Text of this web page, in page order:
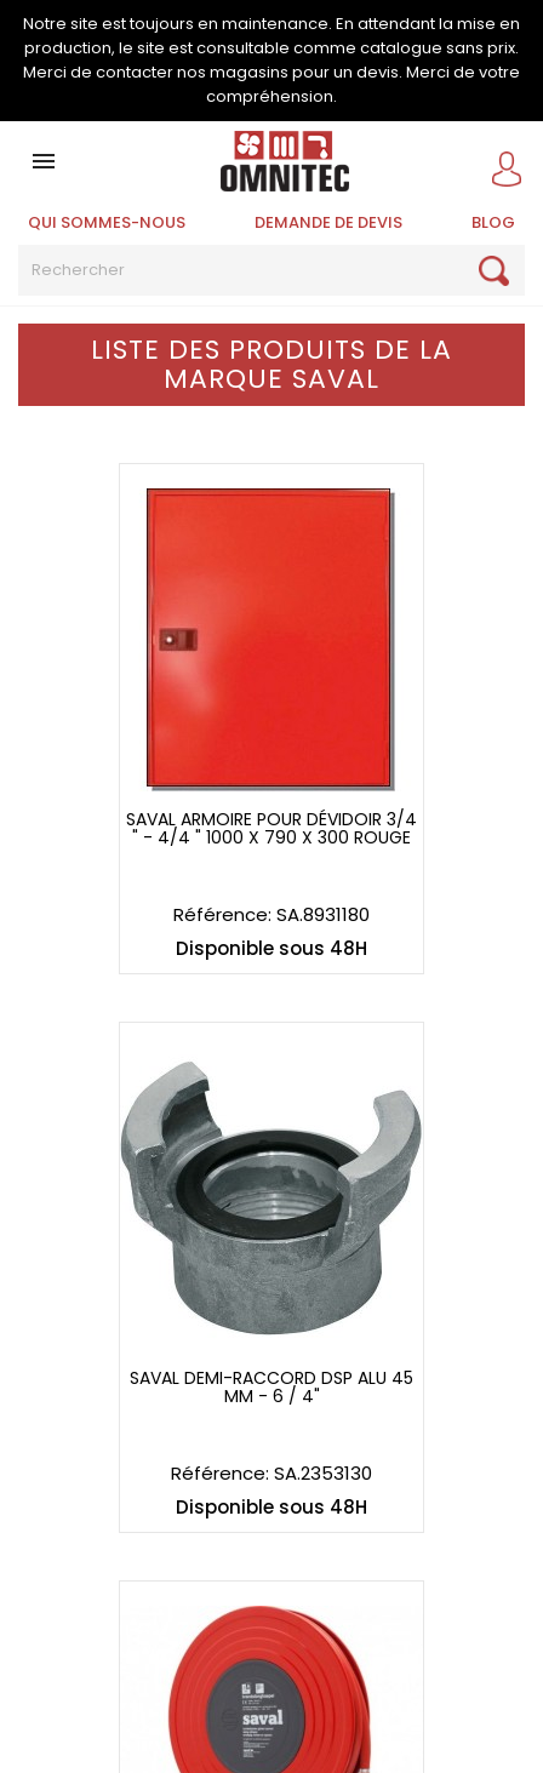
Notre site est toujours en maintenance. En attendant la mise en
production, le site est consultable comme catalogue sans prix.
Merci de contacter nos magasins pour un devis. Merci de votre
compréhension.

QUI SOMMES-NOUS DEMANDE DE DEVIS BLOG
LISTE DES PRODUITS DE LA
MARQUE SAVAL
SAVAL ARMOIRE POUR DÉVIDOIR 3/4
" - 4/4 " 1000 X 790 X 300 ROUGE
Référence: SA.8931180
Disponible sous 48H
SAVAL DEMI-RACCORD DSP ALU 45
MM - 6 / 4"
Référence: SA.2353130
Disponible sous 48H